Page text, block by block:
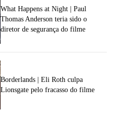
What Happens at Night | Paul
Thomas Anderson teria sido o
diretor de segurança do filme
Borderlands | Eli Roth culpa
Lionsgate pelo fracasso do filme